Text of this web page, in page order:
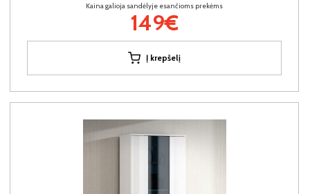
Kaina galioja sandėlyje esančioms prekėms
149€
Į krepšelį